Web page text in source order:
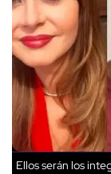
Ellos serán los